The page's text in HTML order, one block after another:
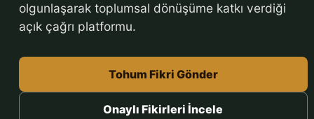
olgunlaşarak toplumsal dönüşüme katkı verdiği
açık çağrı platformu.
Tohum Fikri Gönder
Onaylı Fikirleri İncele